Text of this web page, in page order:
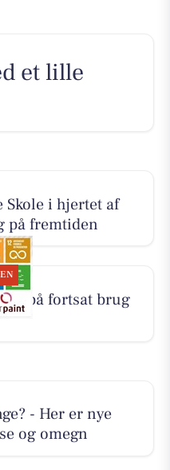
et lille
Skole i hjertet af
på fremtiden
på fortsat brug
- Her er nye
og omegn